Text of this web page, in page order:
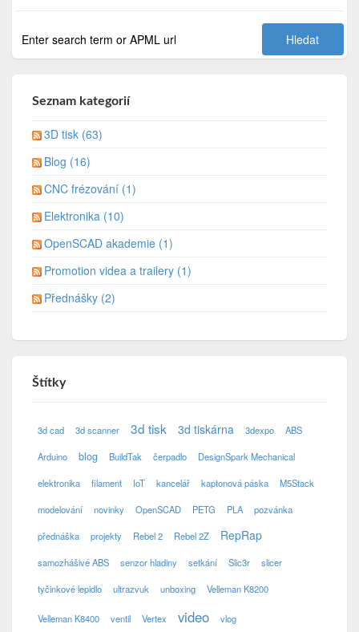
Seznam kategorií
3D tisk (63)
Blog (16)
CNC frézování (1)
Elektronika (10)
OpenSCAD akademie (1)
Promotion videa a trailery (1)
Přednášky (2)
Štítky
3d cad 3d scanner 3d tisk 3d tiskárna 3dexpo ABS
Arduino blog BuildTak čerpadlo DesignSpark Mechanical
elektronika filament IoT kancelář kaptonová páska M5Stack
modelování novinky OpenSCAD PETG PLA pozvánka
přednáška projekty Rebel 2 Rebel 2Z RepRap
samozhášivé ABS senzor hladiny setkání Slic3r slicer
tyčinkové lepidlo ultrazvuk unboxing Velleman K8200
Velleman K8400 ventil Vertex video vlog